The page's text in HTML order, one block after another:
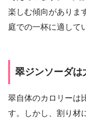
楽しむ傾向がありま
庭での一杯に適して
翠ジンソーダは
翠自体のカロリーは
す。しかし、割り材